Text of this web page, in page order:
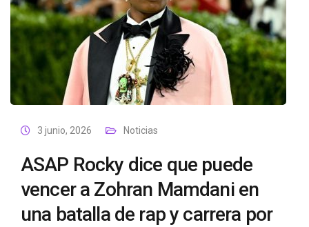
3 junio, 2026 Noticias
ASAP Rocky dice que puede
vencer a Zohran Mamdani en
una batalla de rap y carrera por